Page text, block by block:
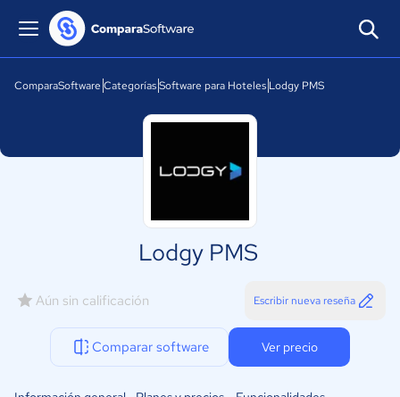
ComparaSoftware CategoríasSoftware para Hoteles Lodgy PMS
Lodgy PMS
Aún sin calificación Escribir nueva reseña
Comparar software Ver precio